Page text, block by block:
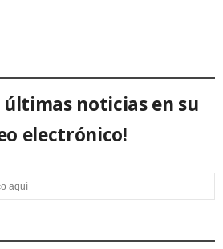
últimas noticias en su
electrónico!